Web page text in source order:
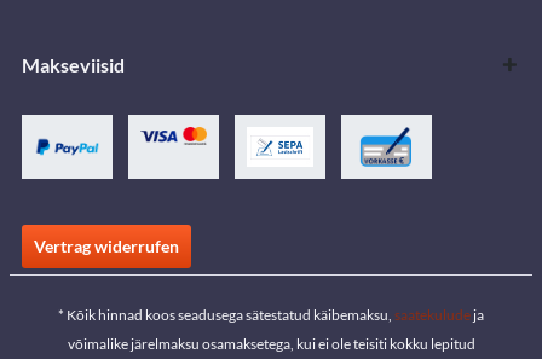
Makseviisid
Vertrag widerrufen
* Kõik hinnad koos seadusega sätestatud käibemaksu, saatekulude ja
võimalike järelmaksu osamaksetega, kui ei ole teisiti kokku lepitud